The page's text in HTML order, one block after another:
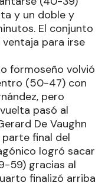
y un doble y
El conjunto
para irse
formoseño volvió
(50-47) con
pero
pasó al
De Vaughn
final del
logró sacar
59) gracias al
finalizó arriba